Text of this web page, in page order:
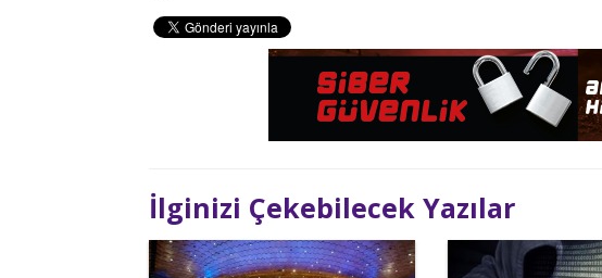
İlginizi Çekebilecek Yazılar